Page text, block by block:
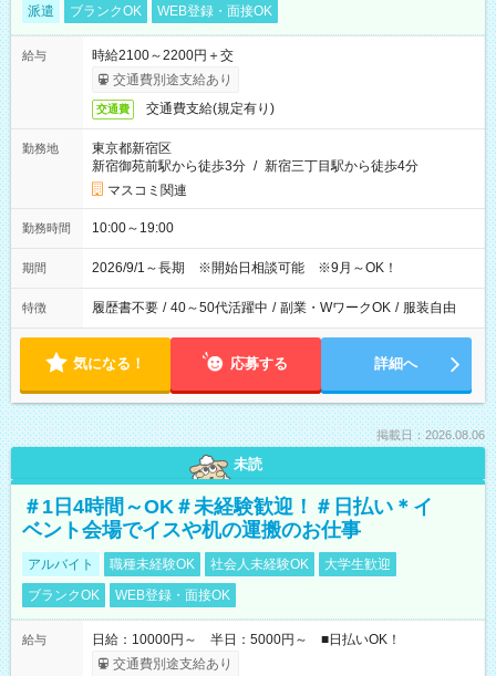
派遣 ブランクOK WEB登録・面接OK
給与
時給2100～2200円＋交
交通費別途支給あり
交通費 交通費支給(規定有り)
勤務地
東京都新宿区
新宿御苑前駅から徒歩3分 / 新宿三丁目駅から徒歩4分
マスコミ関連
勤務時間 10:00～19:00
期間 2026/9/1～長期 ※開始日相談可能 ※9月～OK！
特徴 履歴書不要 / 40～50代活躍中 / 副業・WワークOK / 服装自由
気になる！ 応募する 詳細へ
掲載日：2026.08.06
未読
＃1日4時間～OK＃未経験歓迎！＃日払い＊イ
ベント会場でイスや机の運搬のお仕事
アルバイト 職種未経験OK 社会人未経験OK
大学生歓迎
ブランクOK
WEB登録・面接OK
給与
日給：10000円～ 半日：5000円～ ■日払いOK！
交通費別途支給あり